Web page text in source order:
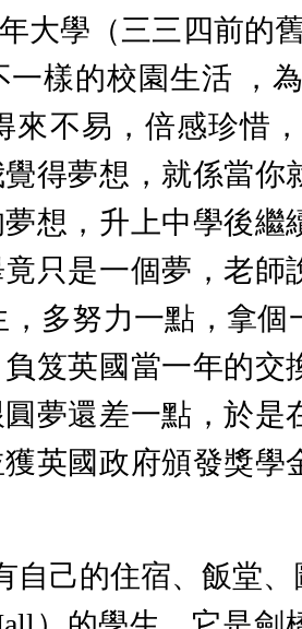
大學（三三四前的
樣的校園生活 ，
來不易，倍感珍惜
得夢想，就係當
想，升上中學後
只是一個夢，老
多努力一點，拿
笈英國當一年的交
夢還差一點，於
英國政府頒發獎
己的住宿、飯堂